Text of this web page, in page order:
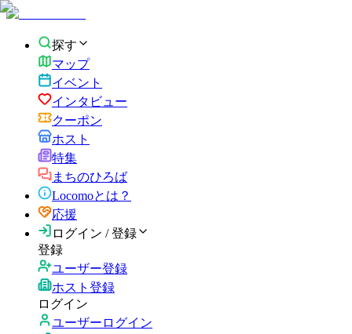
探す
マップ
イベント
インタビュー
クーポン
ホスト
特集
まちのひろば
Locomoとは？
応援
ログイン / 登録
登録
ユーザー登録
ホスト登録
ログイン
ユーザーログイン